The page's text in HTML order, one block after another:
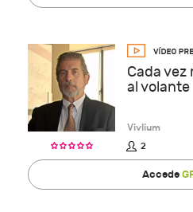
Cada
al volante
Vivlium
2
Accede